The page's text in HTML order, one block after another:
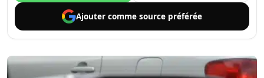
Ajouter comme source préférée